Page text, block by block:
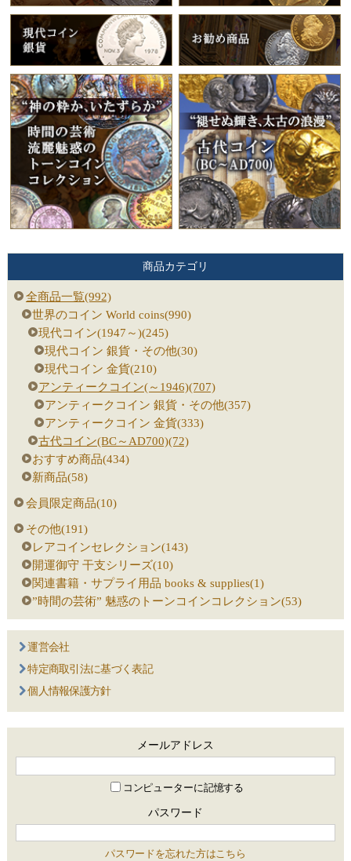
商品カテゴリ
全商品一覧(992)
世界のコイン World coins(990)
現代コイン(1947～)(245)
現代コイン 銀貨・その他(30)
現代コイン 金貨(210)
アンティークコイン(～1946)(707)
アンティークコイン 銀貨・その他(357)
アンティークコイン 金貨(333)
古代コイン(BC～AD700)(72)
おすすめ商品(434)
新商品(58)
会員限定商品(10)
その他(191)
レアコインセレクション(143)
開運御守 干支シリーズ(10)
関連書籍・サプライ用品 books & supplies(1)
”時間の芸術” 魅惑のトーンコインコレクション(53)
運営会社
特定商取引法に基づく表記
個人情報保護方針
メールアドレス
コンピューターに記憶する
パスワード
パスワードを忘れた方はこちら